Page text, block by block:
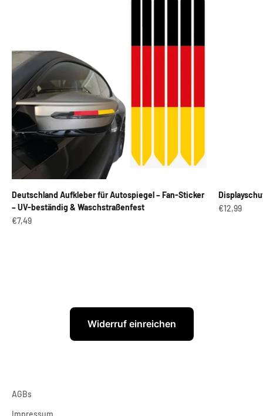
Deutschland Aufkleber für Autospiegel – Fan-Sticker
– UV-beständig & Waschstraßenfest
Angebot
€7,49
Angebot
€12,99
Widerruf einreichen
AGBs